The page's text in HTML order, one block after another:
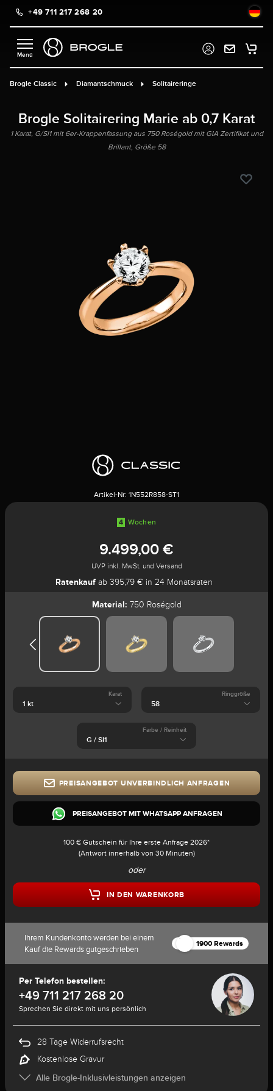
springen
+49 711 217 268 20
Brogle Classic Diamantschmuck Solitaireringe
Brogle Solitairering Marie ab 0,7 Karat
1 Karat, G/SI1 mit 6er-Krappenfassung aus 750 Roségold mit GIA Zertifikat und
Brillant, Größe 58
Artikel-Nr: 1N552R858-ST1
4 Wochen
9.499,00 €
UVP inkl. MwSt. und Versand
Ratenkauf ab 395,79 € in 24 Monatsraten
Material: 750 Roségold
Karat Ringgröße
Farbe / Reinheit
PREISANGEBOT UNVERBINDLICH ANFRAGEN
PREISANGEBOT MIT WHATSAPP ANFRAGEN
100 € Gutschein für Ihre erste Anfrage 2026*
(Antwort innerhalb von 30 Minuten)
oder
IN DEN WARENKORB
Ihrem Kundenkonto werden bei einem
Kauf die Rewards gutgeschrieben
1900 Rewards
Per Telefon bestellen:
+49 711 217 268 20
Sprechen Sie direkt mit uns persönlich
28 Tage Widerrufsrecht
Kostenlose Gravur
Alle Brogle-Inklusivleistungen anzeigen